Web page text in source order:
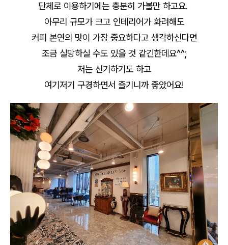
단체로 이용하기에는 충분히 가볼만 하고요.
아무리 규모가 크고 인테리어가 화려해도
커피 본연의 맛이 가장 중요하다고 생각하신다면
조금 실망하실 수도 있을 것 같긴한데요^^;
저는 신기하기도 하고
여기저기 구경하면서 즐기니까 좋았어요!